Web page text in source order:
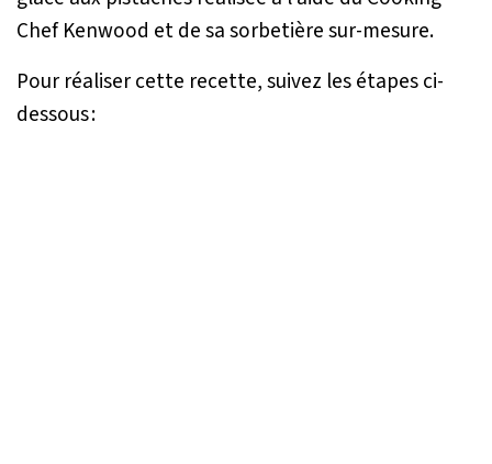
Chef Kenwood et de sa sorbetière sur-mesure.
Pour réaliser cette recette, suivez les étapes ci-
dessous :